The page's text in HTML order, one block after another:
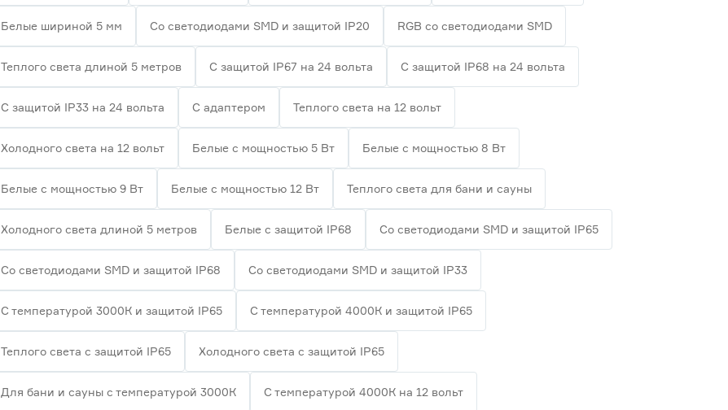
Белые шириной 5 мм Со светодиодами SMD и защитой IP20 RGB со светодиодами SMD
Теплого света длиной 5 метров С защитой IP67 на 24 вольта С защитой IP68 на 24 вольта
С защитой IP33 на 24 вольта С адаптером Теплого света на 12 вольт
Холодного света на 12 вольт Белые с мощностью 5 Вт Белые с мощностью 8 Вт
Белые с мощностью 9 Вт Белые с мощностью 12 Вт Теплого света для бани и сауны
Холодного света длиной 5 метров Белые с защитой IP68 Со светодиодами SMD и защитой IP65
Со светодиодами SMD и защитой IP68 Со светодиодами SMD и защитой IP33
С температурой 3000К и защитой IP65 С температурой 4000К и защитой IP65
Теплого света с защитой IP65 Холодного света с защитой IP65
Для бани и сауны с температурой 3000К С температурой 4000К на 12 вольт